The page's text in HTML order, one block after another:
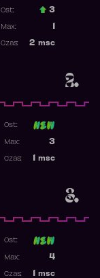
2.
Ost.: 3
Max:
2 msc
Czas:
3.
Ost:
3
Max:
msc
Czas:
Ost:
4
Max:
msc
Czas: